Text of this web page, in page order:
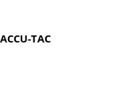
TAC